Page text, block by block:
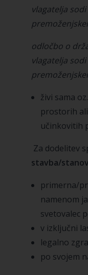
vlagatelja
odločbo o
vlagatelja
živi sama
prostorih
učinkovitih
Za dodelitev
stavba/
primerna/
namenom
svetovalec
v izključni
legalno
po svojem